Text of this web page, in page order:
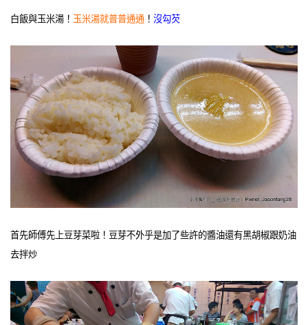
白飯與玉米湯！ 玉米湯就普普通通 ！ 沒勾芡
首先師傅先上豆芽菜啦！豆芽不外乎是加了些許的醬油還有黑胡椒跟奶油
去拌炒